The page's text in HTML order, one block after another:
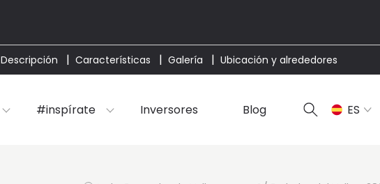
Descripción Características Galería Ubicación y alrededores
#inspírate Inversores Blog
ES